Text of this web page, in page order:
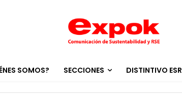
SOMOS? SECCIONES DISTINTIVO ESR